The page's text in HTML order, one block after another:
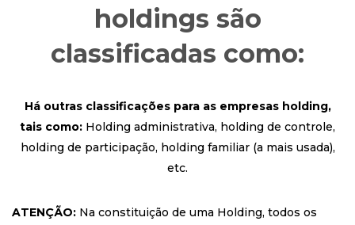
holdings são
classificadas como:
Há outras classificações para as empresas holding,
tais como: Holding administrativa, holding de controle,
holding de participação, holding familiar (a mais usada),
etc.
ATENÇÃO: Na constituição de uma Holding, todos os